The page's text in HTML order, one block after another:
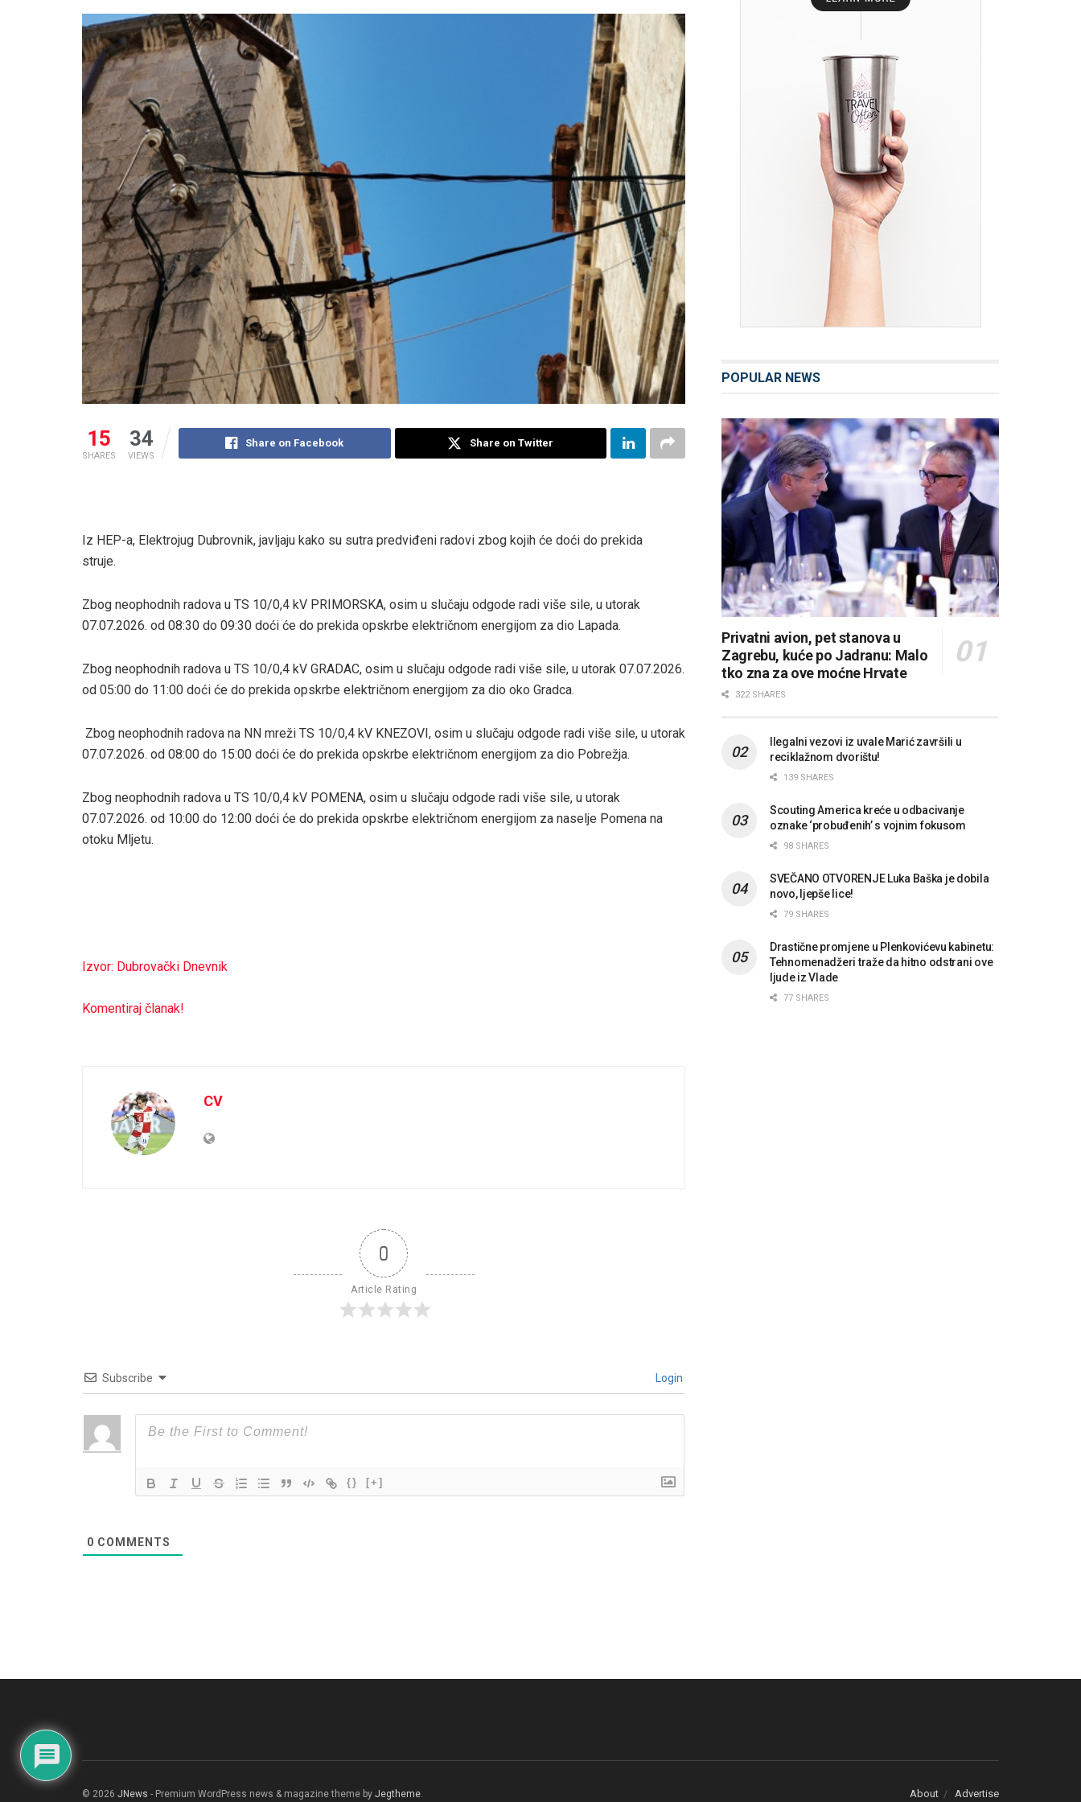
15
SHARES
34
VIEWS
Share on Facebook Share on Twitter
Iz HEP-a, Elektrojug Dubrovnik, javljaju kako su sutra predviđeni radovi zbog kojih će doći do prekida
struje.
Zbog neophodnih radova u TS 10/0,4 kV PRIMORSKA, osim u slučaju odgode radi više sile, u utorak
07.07.2026. od 08:30 do 09:30 doći će do prekida opskrbe električnom energijom za dio Lapada.
Zbog neophodnih radova u TS 10/0,4 kV GRADAC, osim u slučaju odgode radi više sile, u utorak 07.07.2026.
od 05:00 do 11:00 doći će do prekida opskrbe električnom energijom za dio oko Gradca.
Zbog neophodnih radova na NN mreži TS 10/0,4 kV KNEZOVI, osim u slučaju odgode radi više sile, u utorak
07.07.2026. od 08:00 do 15:00 doći će do prekida opskrbe električnom energijom za dio Pobrežja.
Zbog neophodnih radova u TS 10/0,4 kV POMENA, osim u slučaju odgode radi više sile, u utorak
07.07.2026. od 10:00 do 12:00 doći će do prekida opskrbe električnom energijom za naselje Pomena na
otoku Mljetu.
Izvor: Dubrovački Dnevnik
Komentiraj članak!
CV
0
Article Rating
Subscribe Login
{} [+]
0 COMMENTS
POPULAR NEWS
Privatni avion, pet stanova u
Zagrebu, kuće po Jadranu: Malo
tko zna za ove moćne Hrvate
322 SHARES
Ilegalni vezovi iz uvale Marić završili u
reciklažnom dvorištu!
139 SHARES
Scouting America kreće u odbacivanje
oznake ‘probuđenih’ s vojnim fokusom
98 SHARES
SVEČANO OTVORENJE Luka Baška je dobila
novo, ljepše lice!
79 SHARES
Drastične promjene u Plenkovićevu kabinetu:
Tehnomenadžeri traže da hitno odstrani ove
ljude iz Vlade
77 SHARES
About Advertise
© 2026 JNews - Premium WordPress news & magazine theme by Jegtheme